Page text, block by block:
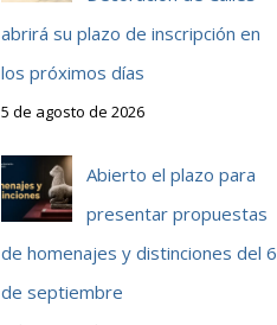
abrirá su plazo de inscripción en
los próximos días
5 de agosto de 2026
Abierto el plazo para
presentar propuestas
de homenajes y distinciones del 6
de septiembre